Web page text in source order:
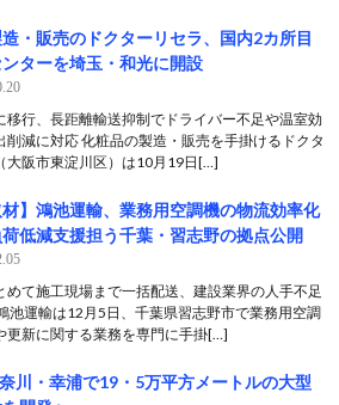
・販売のドクターリセラ、国内2カ所目
ターを埼玉・和光に開設
移行、長距離輸送抑制でドライバー不足や温室効
削減に対応 化粧品の製造・販売を手掛けるドクタ
大阪市東淀川区）は10月19日[…]
材】鴻池運輸、業務用空調機の物流効率化
低減支援担う千葉・習志野の拠点公開
めて施工現場まで一括配送、建設業界の人手不足
池運輸は12月5日、千葉県習志野市で業務用空調
更新に関する業務を専門に手掛[…]
川・幸浦で19・5万平方メートルの大型